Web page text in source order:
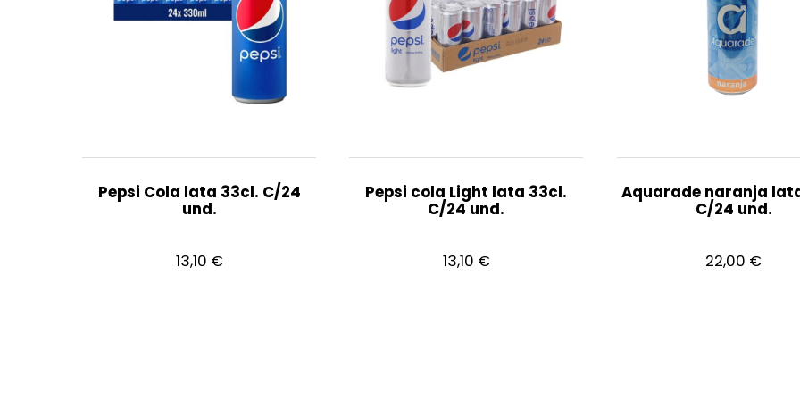
Pepsi Cola lata 33cl. C/24
und.
13,10 €
Pepsi cola Light lata 33cl.
C/24 und.
13,10 €
Aquarade naranja
C/24 und.
22,00 €